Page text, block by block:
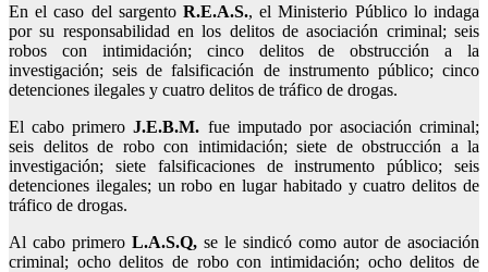
En el caso del sargento R.E.A.S., el Ministerio Público lo indaga
por su responsabilidad en los delitos de asociación criminal; seis
robos con intimidación; cinco delitos de obstrucción a la
investigación; seis de falsificación de instrumento público; cinco
detenciones ilegales y cuatro delitos de tráfico de drogas.
El cabo primeroJ.E.B.M. fue imputado por asociación criminal;
seis delitos de robo con intimidación; siete de obstrucción a la
investigación; siete falsificaciones de instrumento público; seis
detenciones ilegales; un robo en lugar habitado y cuatro delitos de
tráfico de drogas.
Al cabo primero L.A.S.Q, se le sindicó como autor de asociación
criminal; ocho delitos de robo con intimidación; ocho delitos de